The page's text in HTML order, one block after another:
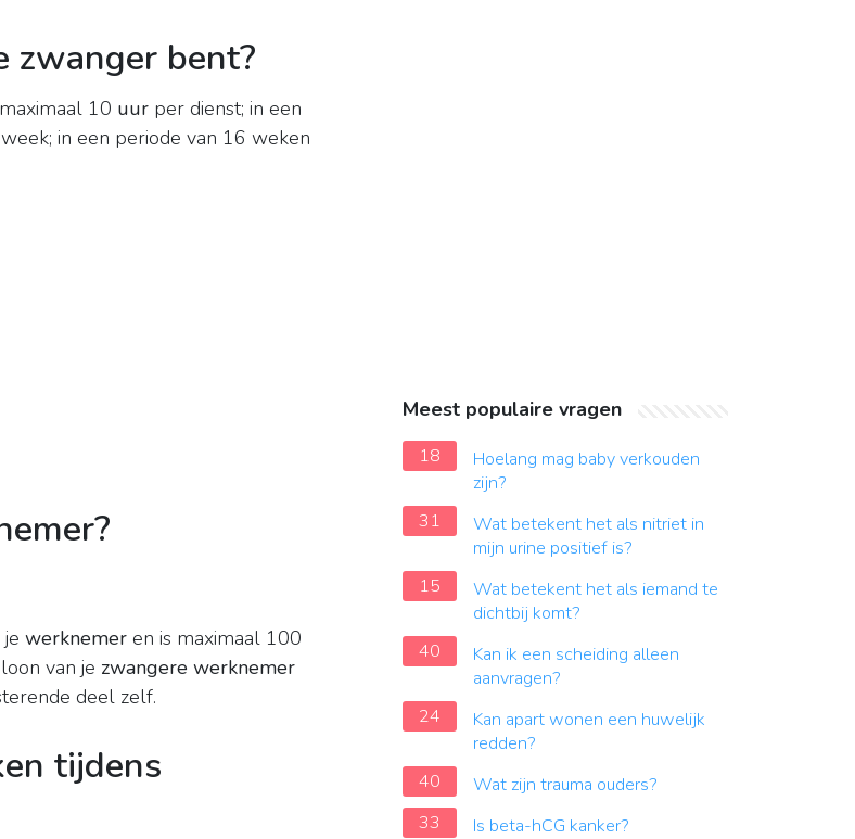
zwanger bent?
10 uur per dienst; in een
in een periode van 16 weken
werknemer en is maximaal 100
van je zwangere werknemer
deel zelf.
tijdens
Meest populaire vragen
18
Hoelang mag baby verkouden
zijn?
31
Wat betekent het als nitriet in
mijn urine positief is?
15
Wat betekent het als iemand te
dichtbij komt?
40
Kan ik een scheiding alleen
aanvragen?
24
Kan apart wonen een huwelijk
redden?
40
Wat zijn trauma ouders?
33
Is beta-hCG kanker?